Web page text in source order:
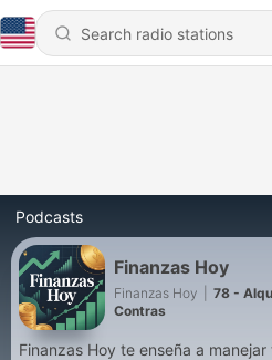
Podcasts
Finanzas Hoy
Finanzas Hoy
78 -
Contras
Finanzas Hoy te enseña a